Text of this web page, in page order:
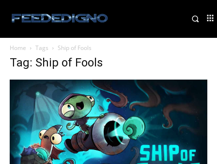
Home Tags Ship of Fools
Tag: Ship of Fools